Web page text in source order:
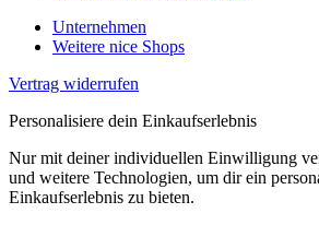
Unternehmen
Weitere nice Shops
Vertrag widerrufen
Personalisiere dein Einkaufserlebnis
Nur mit deiner individuellen Einwilligung
und weitere Technologien, um dir ein
Einkaufserlebnis zu bieten.